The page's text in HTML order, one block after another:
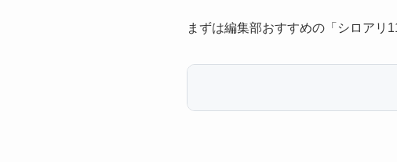
まずは編集部おすすめの「シロアリ